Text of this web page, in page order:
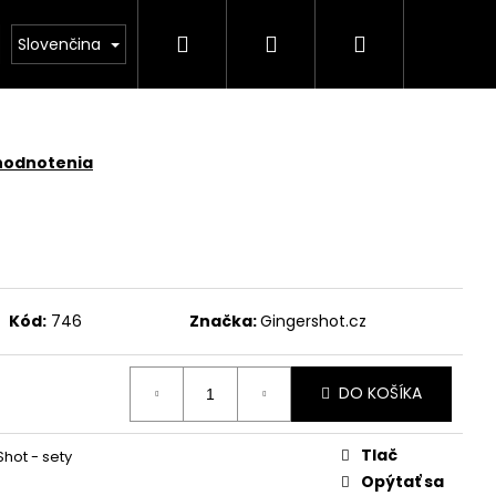
Shot Collagen Wild Energy
Slovenčina Hľadať PrihlásenieNákupný
Kód: 746 Značka:Gingershot.cz
DO KOŠÍKA
- sety
Tlač
Opýtať sa